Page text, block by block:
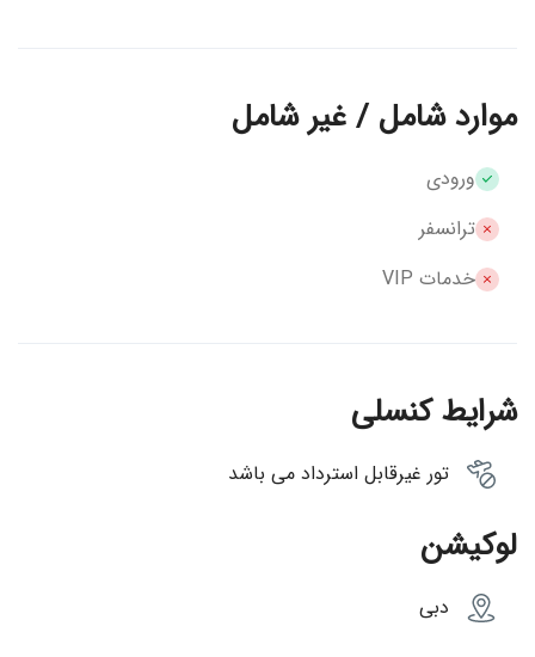
موارد شامل / غیر شامل
ورودی
ترانسفر
خدمات VIP
شرایط کنسلی
تور غیرقابل استرداد می باشد
لوکیشن
دبی